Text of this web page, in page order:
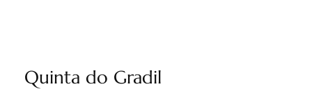
Quinta do Gradil